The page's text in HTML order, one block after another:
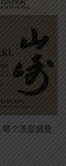
？怎麼感覺